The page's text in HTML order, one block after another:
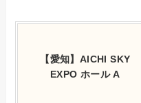
【愛知】AICHI SKY
EXPO ホール A